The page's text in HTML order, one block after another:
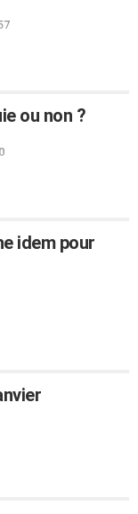
ou non ?
idem pour